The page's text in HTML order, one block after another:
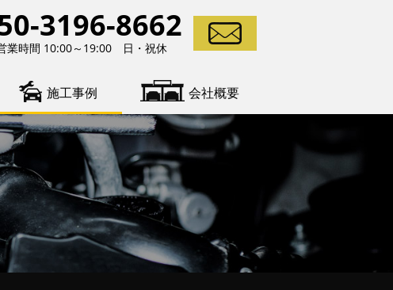
3196-8662
業時間 10:00～19:00 日・祝休
施工事例 会社概要